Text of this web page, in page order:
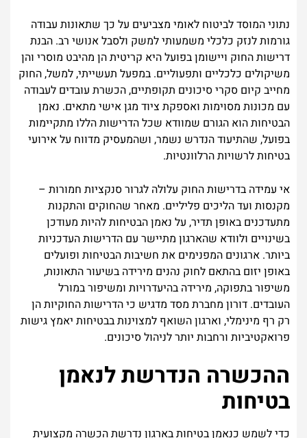
נתוני המוסד לביטוח לאומי מצביעים על כך שתאונות עבודה
גורמות לנזק כלכלי משמעותי למשק ולסבל אנושי רב. הבנת
דרישות החוק ויישומן בפועל היא קריטית הן מהיבט מוסרי והן
משיקולים כלכליים ותפעוליים. במפעל תעשייתי, למשל, החוק
מחייב קיום סקרי סיכונים תקופתיים, הכשרת עובדים לעבודה
עם מכונות מסוימות ואספקת ציוד מגן אישי מתאים. נאמן
הבטיחות הוא הגורם שמוודא שכל הדרישות הללו מתקיימות
בפועל, שהתיעוד הנדרש נשמר, ושהמעסיק מדווח על אירועי
בטיחות לרשויות הרלוונטיות.
אי עמידה בדרישות החוק עלולה לגרור סנקציות חמורות –
מקנסות ועד הליכים פליליים. מאחר שהחוקים והתקנות
מתעדכנים באופן תדיר, על נאמן הבטיחות להיות מעודכן
בשינויים ולוודא שהארגון מתיישר עם הדרישות העדכניות
ביותר. ארגונים המפנימים את חשיבות הבטיחות ופועלים
באופן יזום בהתאם לחוק נהנים מירידה בשיעור התאונות,
משיפור בתפוקה, מירידה בהיעדרויות ומשיפור במורל
העובדים. דורון מחברת מסד מדגיש כי הדרישות החוקיות הן
רק רף מינימלי, וארגון השואף למצוינות בבטיחות יאמץ גישות
פרואקטיביות ורחבות יותר לניהול סיכונים.
ההכשרה הנדרשת לנאמן
בטיחות
כדי לשמש כנאמן בטיחות בארגון נדרשת הכשרה מקצועית